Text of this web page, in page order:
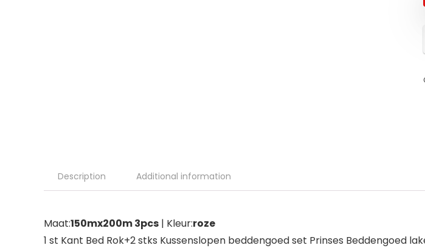
Description Additional information
Maat:150mx200m 3pcs | Kleur:roze
1 st Kant Bed Rok+2 stks Kussenslopen beddengoed set Prinses Beddengoed